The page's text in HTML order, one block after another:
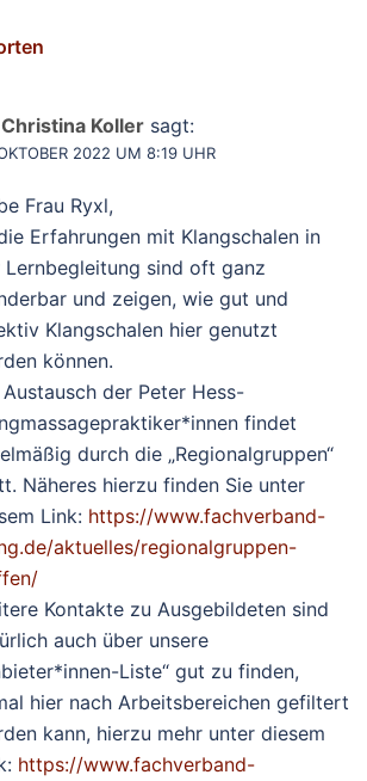
Christina Koller sagt:
2022 UM 8:19 UHR
Frau Ryxl,
Erfahrungen mit Klangschalen in
Lernbegleitung sind oft ganz
und zeigen, wie gut und
Klangschalen hier genutzt
können.
Austausch der Peter Hess-
findet
durch die „Regionalgruppen“
Näheres hierzu finden Sie unter
Link: https://www.fachverband-
aktuelles/regionalgruppen-
Kontakte zu Ausgebildeten sind
auch über unsere
Liste“ gut zu finden,
hier nach Arbeitsbereichen gefiltert
kann, hierzu mehr unter diesem
https://www.fachverband-